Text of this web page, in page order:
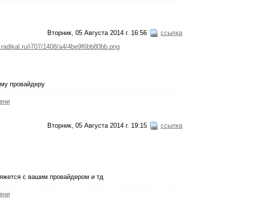
Вторник, 05 Августа 2014 г. 16:56 ссылка
i707/1408/a4/4be9f6bb80bb.png
провайдеру
Вторник, 05 Августа 2014 г. 19:15 ссылка
с вашим провайдером и тд